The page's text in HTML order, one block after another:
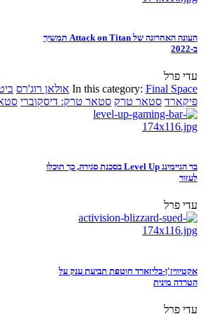
העונה האחרונה של Attack on Titan תמשיך
ב-2022
עדי פרל
In this category: Final Space אולאן רוג'רס
פיקארד סטאר טרק סטאר טרק: דיסקוברי
בר הגיימינג Level Up בסכנת סגירה, כך תוכלו
לעזור
עדי פרל
אקטיוויז'ן-בליזארד חוטפת תביעת ענק על
הטרדה מינית
עדי פרל